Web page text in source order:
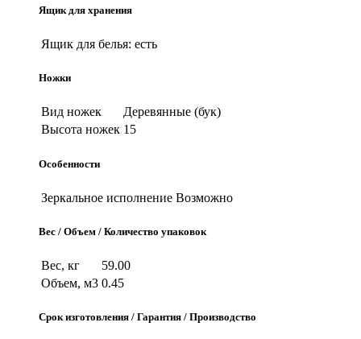
Ящик для хранения
Ящик для белья: есть
Ножки
Вид ножек
Деревянные (бук)
Высота ножек 15
Особенности
Зеркальное исполнение Возможно
Вес / Объем / Количество упаковок
Вес, кг
59.00
Объем, м3 0.45
Срок изготовления / Гарантия / Производство